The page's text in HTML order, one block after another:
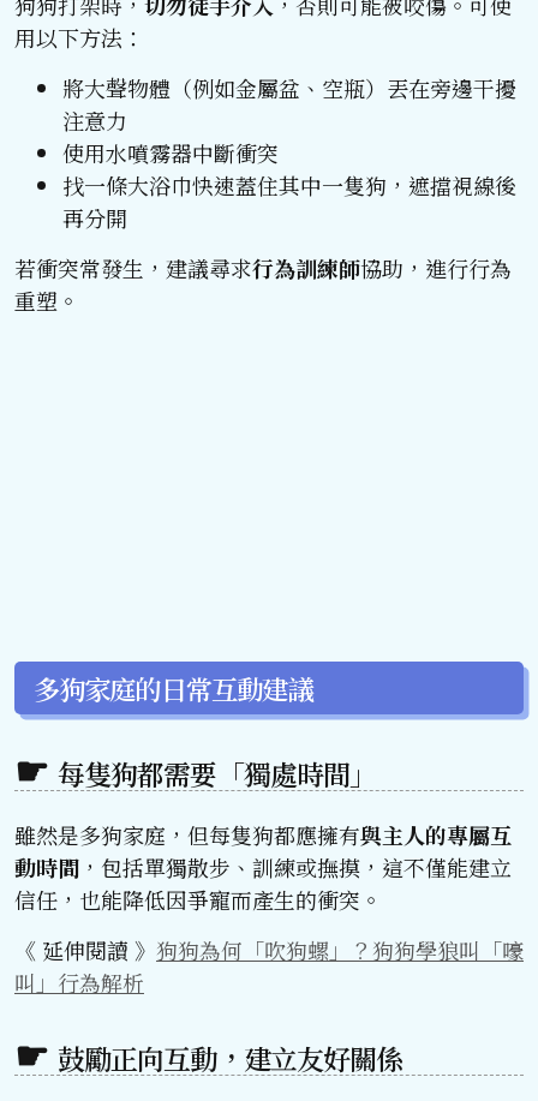
用以下方法：
將大聲物體（例如金屬盆、空瓶）丟在旁邊干擾
注意力
使用水噴霧器中斷衝突
找一條大浴巾快速蓋住其中一隻狗，遮擋視線後
再分開
若衝突常發生，建議尋求行為訓練師協助，進行行為
重塑。
多狗家庭的日常互動建議
每隻狗都需要「獨處時間」
雖然是多狗家庭，但每隻狗都應擁有與主人的專屬互
動時間 ，包括單獨散步、訓練或撫摸，這不僅能建立
信任，也能降低因爭寵而產生的衝突。
《 延伸閱讀 》 狗狗為何「吹狗螺」？狗狗學狼叫「嚎
叫」行為解析
鼓勵正向互動，建立友好關係